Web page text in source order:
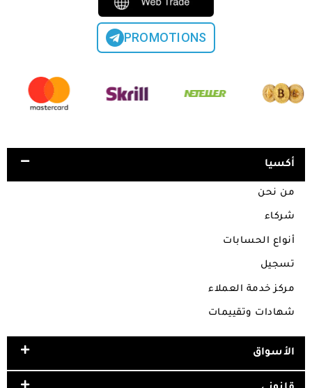
PROMOTIONS
أكسيا
من نحن
شركاء
أنواع الحسابات
تسجيل
مركز خدمة العملاء
شهادات وتقييمات
الأسواق